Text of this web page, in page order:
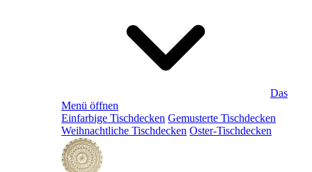
Das
Menü öffnen
Einfarbige Tischdecken Gemusterte Tischdecken
Weihnachtliche Tischdecken Oster-Tischdecken